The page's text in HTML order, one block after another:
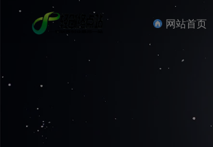
网站首页